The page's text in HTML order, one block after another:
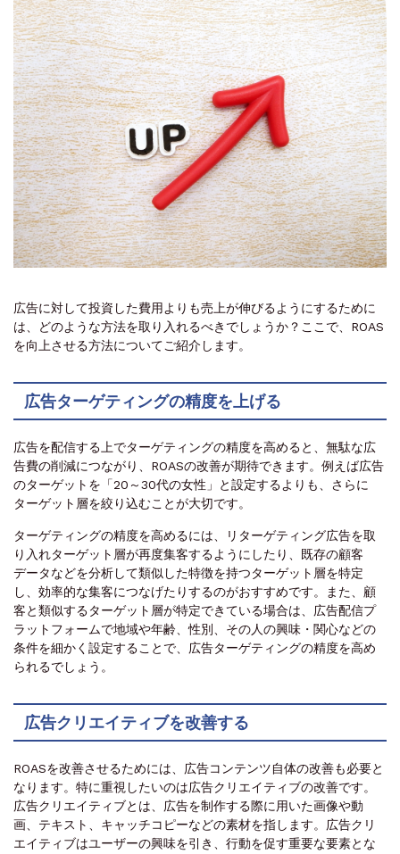
広告に対して投資した費用よりも売上が伸びるようにするために
は、どのような方法を取り入れるべきでしょうか？ここで、ROAS
を向上させる方法についてご紹介します。
広告ターゲティングの精度を上げる
広告を配信する上でターゲティングの精度を高めると、無駄な広
告費の削減につながり、ROASの改善が期待できます。例えば広告
のターゲットを「20～30代の女性」と設定するよりも、さらに
ターゲット層を絞り込むことが大切です。
ターゲティングの精度を高めるには、リターゲティング広告を取
り入れターゲット層が再度集客するようにしたり、既存の顧客
データなどを分析して類似した特徴を持つターゲット層を特定
し、効率的な集客につなげたりするのがおすすめです。また、顧
客と類似するターゲット層が特定できている場合は、広告配信プ
ラットフォームで地域や年齢、性別、その人の興味・関心などの
条件を細かく設定することで、広告ターゲティングの精度を高め
られるでしょう。
広告クリエイティブを改善する
ROASを改善させるためには、広告コンテンツ自体の改善も必要と
なります。特に重視したいのは広告クリエイティブの改善です。
広告クリエイティブとは、広告を制作する際に用いた画像や動
画、テキスト、キャッチコピーなどの素材を指します。広告クリ
エイティブはユーザーの興味を引き、行動を促す重要な要素とな